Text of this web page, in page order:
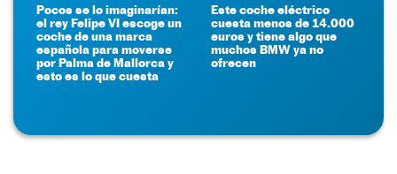
Pocos se lo imaginarían:
el rey Felipe VI escoge un
coche de una marca
española para moverse
por Palma de Mallorca y
esto es lo que cuesta
Este coche eléctrico
cuesta menos de 14.000
euros y tiene algo que
muchos BMW ya no
ofrecen